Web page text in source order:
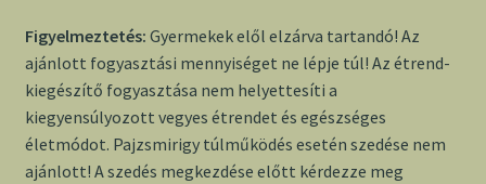
Figyelmeztetés: Gyermekek elől elzárva tartandó! Az
ajánlott fogyasztási mennyiséget ne lépje túl! Az étrend-
kiegészítő fogyasztása nem helyettesíti a
kiegyensúlyozott vegyes étrendet és egészséges
életmódot. Pajzsmirigy túlműködés esetén szedése nem
ajánlott! A szedés megkezdése előtt kérdezze meg